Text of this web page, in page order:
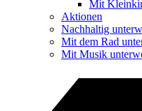
Mit
Aktionen
Nachhaltig
Mit dem Rad
Mit Musik